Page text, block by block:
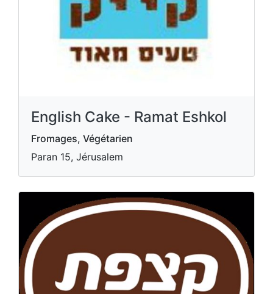
English Cake - Ramat Eshkol
Fromages, Végétarien
Paran 15, Jérusalem